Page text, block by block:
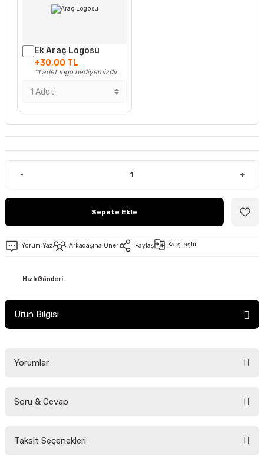
Ek Araç Logosu
+30,00 TL
*1 adet logo hediyemizdir.
- +
Sepete Ekle
Yorum Yaz Arkadaşına Öner Paylaş Karşılaştır
Hızlı Gönderi
Ürün Bilgisi
Yorumlar
Soru & Cevap
Taksit Seçenekleri